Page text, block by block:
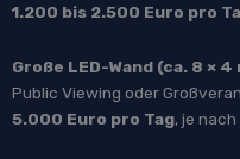
1.200 bis 2.500 Euro pro
Große LED-Wand (ca. 8 ×
Public Viewing oder
5.000 Euro pro Tag, je